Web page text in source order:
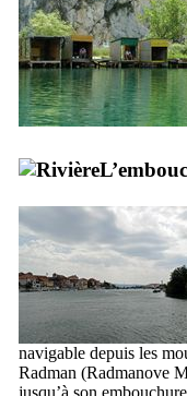
navigable depuis les
Radman (Radmanove
jusqu’à son